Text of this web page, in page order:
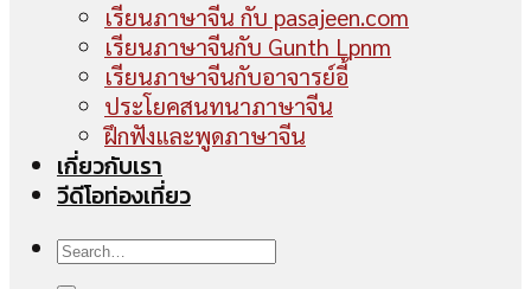
เรียนภาษาจีน กับ pasajeen.com
เรียนภาษาจีนกับ Gunth Lpnm
เรียนภาษาจีนกับอาจารย์อี้
ประโยคสนทนาภาษาจีน
ฝึกฟังและพูดภาษาจีน
เกี่ยวกับเรา
วีดีโอท่องเที่ยว